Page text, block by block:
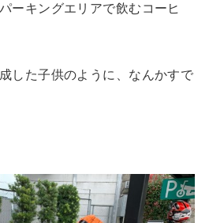
ーキングエリアで飲むコーヒ
した子供のように、なんかすで